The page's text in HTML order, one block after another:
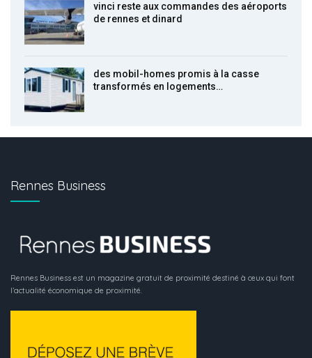
vinci reste aux commandes des aéroports
de rennes et dinard
des mobil-homes promis à la casse
transformés en logements…
Rennes Business
Rennes Business est un magazine gratuit de proximité destiné à ceux qui font
l’actualité économique de proximité.